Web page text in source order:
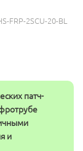
FRP-2SCU-20-BL
патч-
и